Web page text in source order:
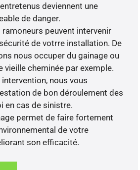
deviennent une
de danger.
peuvent intervenir
de votrre installation. De
nous occuper du gainage ou
vieille cheminée par exemple.
nous vous
de bon déroulement des
en cas de sinistre.
permet de faire fortement
de votre
son efficacité.